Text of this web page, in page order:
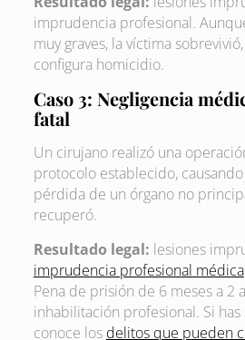
imprudencia profesional.
muy graves, la víctima
configura homicidio.
Caso 3: Negligencia
fatal
Un cirujano realizó una
protocolo establecido,
pérdida de un órgano no
recuperó.
Resultado legal: lesiones
imprudencia profesional médica
Pena de prisión de 6 meses a 2
inhabilitación profesional. Si
conoce los delitos que pueden